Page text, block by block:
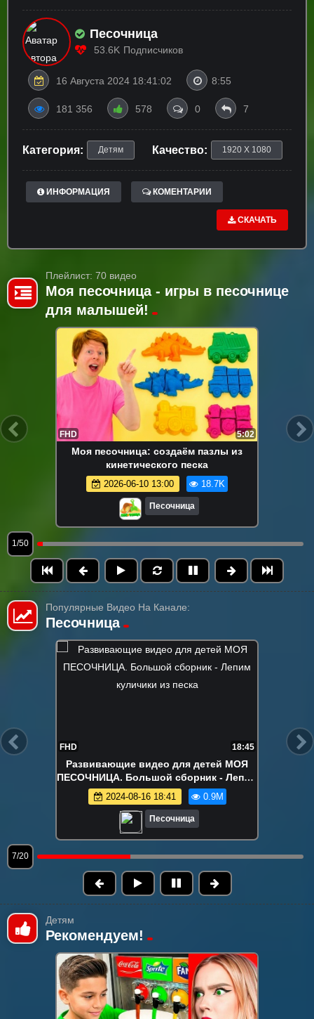
Песочница
53.6K Подписчиков
16 Августа 2024 18:41:02 8:55
181 356 578 0 7
Категория: Детям Качество: 1920 X 1080
ИНФОРМАЦИЯ КОМЕНТАРИИ
СКАЧАТЬ
Плейлист: 70 видео
Моя песочница - игры в песочнице
для малышей!
FHD 5:02
Моя песочница: создаём пазлы из
кинетического песка
2026-06-10 13:00 18.7K
Песочница
1/50
Популярные Видео На Канале:
Песочница
FHD 22:15
Ам Ням в поиске вкусняшек!
Развивающие видео про игрушки
2024-08-12 18:04 840.0K
Песочница
8/20
Детям
Рекомендуем!